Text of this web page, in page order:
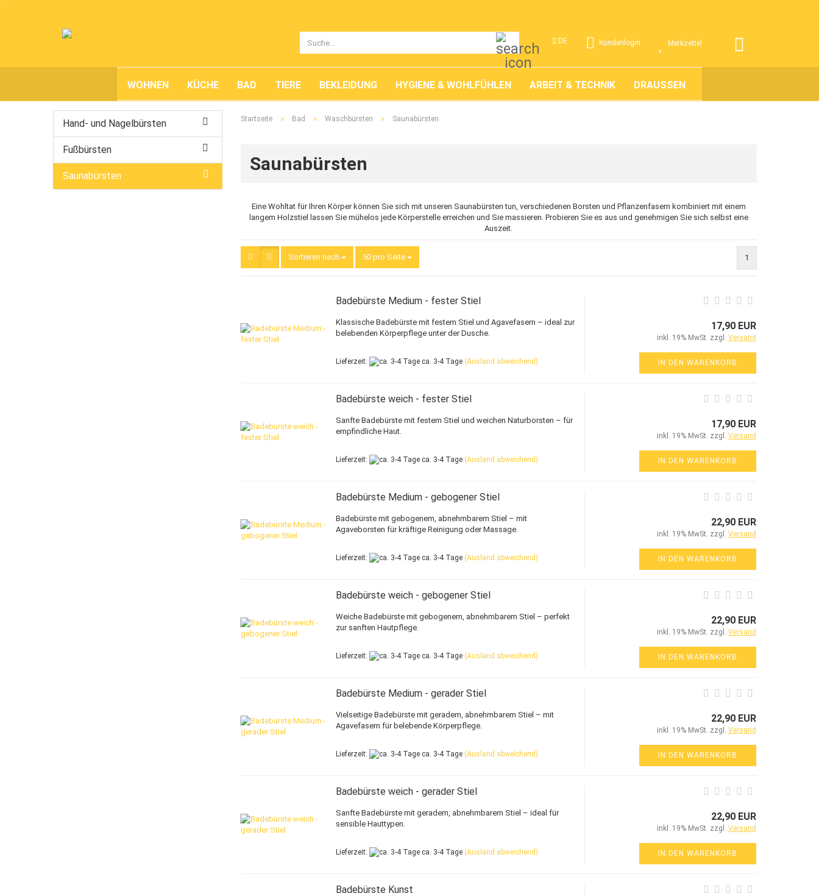
DE Kundenlogin Merkzettel
WOHNEN KÜCHE BAD TIERE BEKLEIDUNG HYGIENE & WOHLFÜHLEN ARBEIT & TECHNIK DRAUSSEN
Startseite » Bad » Waschbürsten » Saunabürsten
Saunabürsten
Eine Wohltat für Ihren Körper können Sie sich mit unseren Saunabürsten tun, verschiedenen Borsten und Pflanzenfasern kombiniert mit einem
langem Holzstiel lassen Sie mühelos jede Körperstelle erreichen und Sie massieren. Probieren Sie es aus und genehmigen Sie sich selbst eine
Auszeit.
Sortieren nach
Sortieren nach 50 pro Seite
pro Seite 1
Badebürste Medium - fester Stiel
Klassische Badebürste mit festem Stiel und Agavefasern – ideal zur
belebenden Körperpflege unter der Dusche.
Lieferzeit: ca. 3-4 Tage (Ausland abweichend)
17,90 EUR
inkl. 19% MwSt. zzgl. Versand
IN DEN WARENKORB
Badebürste weich - fester Stiel
Sanfte Badebürste mit festem Stiel und weichen Naturborsten – für
empfindliche Haut.
Lieferzeit: ca. 3-4 Tage (Ausland abweichend)
17,90 EUR
inkl. 19% MwSt. zzgl. Versand
IN DEN WARENKORB
Badebürste Medium - gebogener Stiel
Badebürste mit gebogenem, abnehmbarem Stiel – mit
Agaveborsten für kräftige Reinigung oder Massage.
Lieferzeit: ca. 3-4 Tage (Ausland abweichend)
22,90 EUR
inkl. 19% MwSt. zzgl. Versand
IN DEN WARENKORB
Badebürste weich - gebogener Stiel
Weiche Badebürste mit gebogenem, abnehmbarem Stiel – perfekt
zur sanften Hautpflege.
Lieferzeit: ca. 3-4 Tage (Ausland abweichend)
22,90 EUR
inkl. 19% MwSt. zzgl. Versand
IN DEN WARENKORB
Badebürste Medium - gerader Stiel
Vielseitige Badebürste mit geradem, abnehmbarem Stiel – mit
Agavefasern für belebende Körperpflege.
Lieferzeit: ca. 3-4 Tage (Ausland abweichend)
22,90 EUR
inkl. 19% MwSt. zzgl. Versand
IN DEN WARENKORB
Badebürste weich - gerader Stiel
Sanfte Badebürste mit geradem, abnehmbarem Stiel – ideal für
sensible Hauttypen.
Lieferzeit: ca. 3-4 Tage (Ausland abweichend)
22,90 EUR
inkl. 19% MwSt. zzgl. Versand
IN DEN WARENKORB
Badebürste Kunst
Hand- und Nagelbürsten
Fußbürsten
Saunabürsten